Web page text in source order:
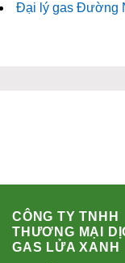
Đại lý gas Đường
CÔNG TY TNHH
THƯƠNG MẠI
GAS LỬA XANH